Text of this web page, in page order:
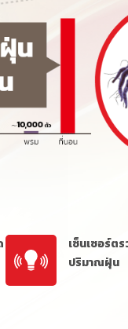
เซ็นเซอร์ต
ปริมาณฝุ่น